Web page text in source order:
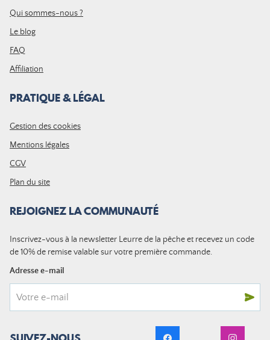
Qui sommes-nous ?
Le blog
FAQ
Affiliation
PRATIQUE & LÉGAL
Gestion des cookies
Mentions légales
CGV
Plan du site
REJOIGNEZ LA COMMUNAUTÉ
Inscrivez-vous à la newsletter Leurre de la pêche et recevez un code
de 10% de remise valable sur votre première commande.
Adresse e-mail